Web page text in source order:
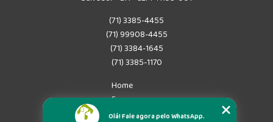
(71) 3385-4455
(71) 99908-4455
(71) 3384-1645
(71) 3385-1170
Home
Empresa
Missão
Olá! Fale agora pelo WhatsApp.